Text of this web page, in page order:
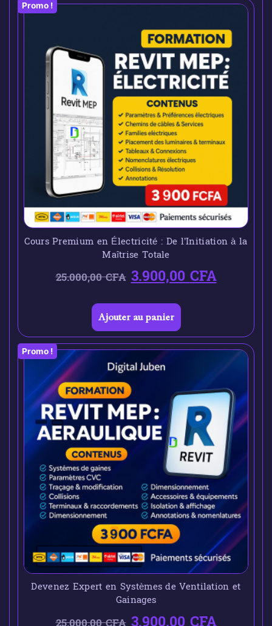
Promo !
Cours Premium en Électricité : De l’Initiation à la
Maîtrise Totale
25.000,00CFA 3.900,00CFA
Ajouter au panier
Promo !
Devenez Expert en Systèmes de Ventilation et
Gainages